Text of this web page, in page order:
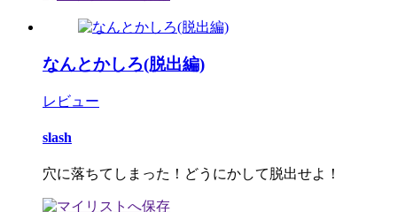
なんとかしろ(脱出編)
レビュー
slash
穴に落ちてしまった！どうにかして脱出せよ！